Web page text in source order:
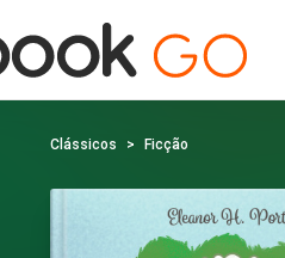
Clássicos Ficção